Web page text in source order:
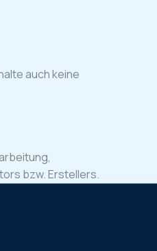
auch keine
bzw. Erstellers.